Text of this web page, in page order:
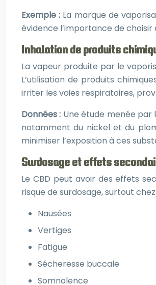
Exemple : La marque de
évidence l’importance de
Inhalation de produits
La vapeur produite par le
L’utilisation de produits
irriter les voies respiratoires,
Données : Une étude menée par
notamment du nickel et du
minimiser l’exposition à ces
Surdosage et effets
Le CBD peut avoir des effets
risque de surdosage, surtout
Nausées
Vertiges
Fatigue
Sécheresse buccale
Somnolence